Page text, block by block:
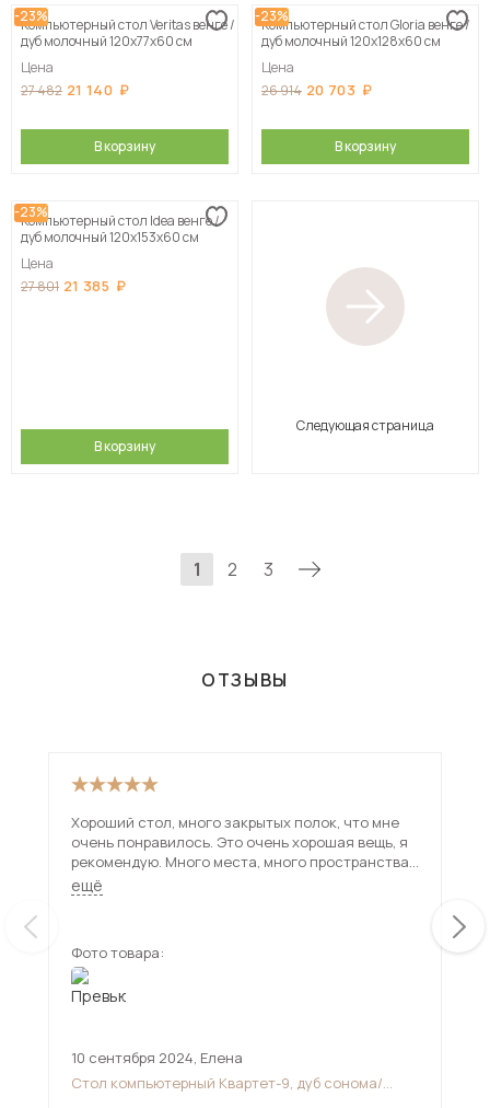
-23%
Компьютерный стол Veritas венге /
дуб молочный 120х77х60 см
Цена
27 482 21 140
В корзину
-23%
Компьютерный стол Gloria венге /
дуб молочный 120х128х60 см
Цена
26 914 20 703
В корзину
-23%
Компьютерный стол Idea венге /
дуб молочный 120х153х60 см
Цена
27 801 21 385
В корзину
Следующая страница
1 2 3
ОТЗЫВЫ
Хороший стол, много закрытых полок, что мне
очень понравилось. Это очень хорошая вещь, я
рекомендую. Много места, много пространства
для разных вещей и ничего не будет валяться в
хаосе.
ещё
Фото товара:
10 сентября 2024, Елена
Стол компьютерный Квартет-9, дуб сонома/